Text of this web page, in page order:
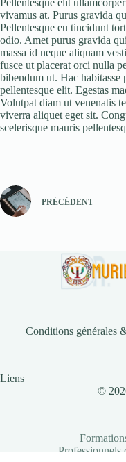
Pellentesque elit
vivamus at. Purus gravida
Pellentesque eu tincidunt
odio. Amet purus gravida
massa id neque aliquam
fusce ut placerat orci nulla
bibendum ut. Hac habitasse
pellentesque elit. Egestas
Volutpat diam ut venenatis
viverra aliquet eget sit.
scelerisque mauris
PRÉCÉDENT
Conditions générales
Liens
©